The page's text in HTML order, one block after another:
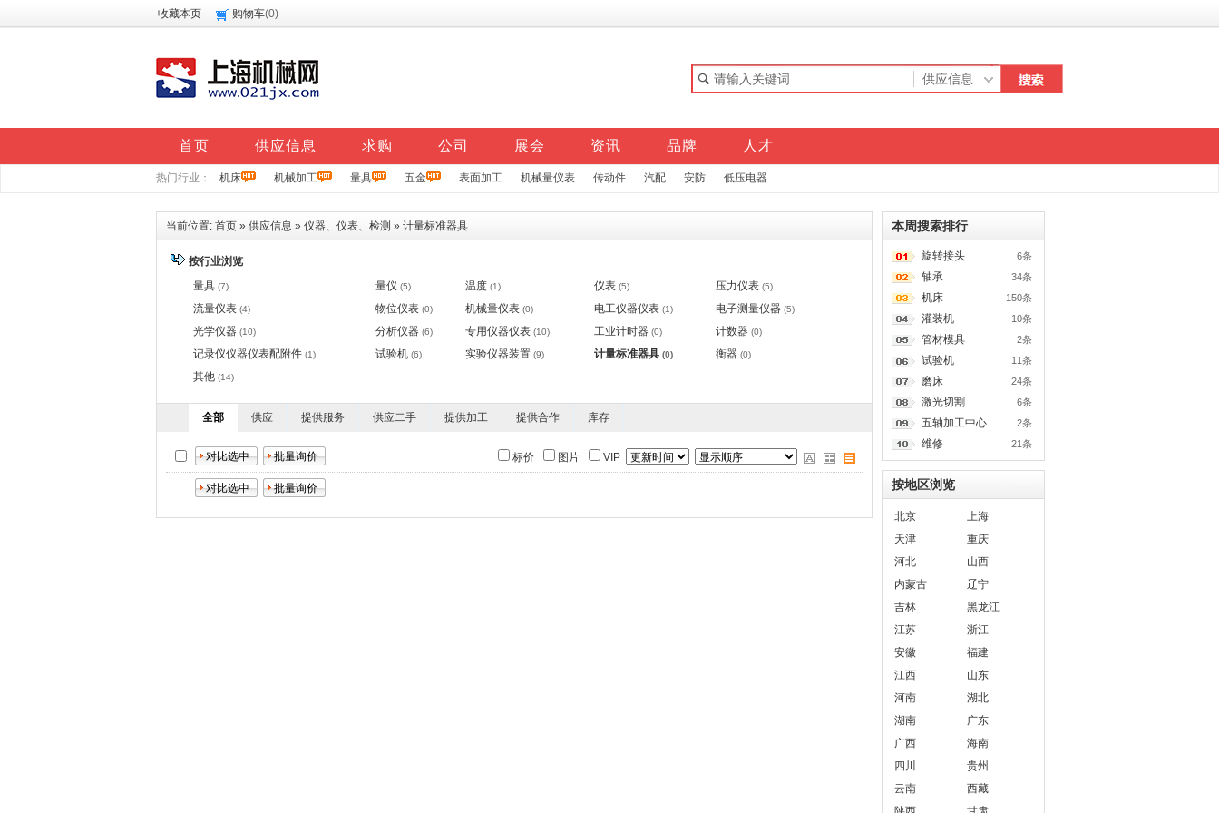
收藏本页 购物车(0)
首页 供应信息 求购 公司 展会 资讯 品牌 人才
热门行业： 机床 机械加工 量具 五金 表面加工 机械量仪表 传动件 汽配 安防 低压电器
当前位置: 首页 » 供应信息 » 仪器、仪表、检测 » 计量标准器具
按行业浏览
量具 (7) 量仪 (5) 温度 (1) 仪表 (5) 压力仪表 (5)
流量仪表 (4) 物位仪表 (0) 机械量仪表 (0) 电工仪器仪表 (1) 电子测量仪器 (5)
光学仪器 (10) 分析仪器 (6) 专用仪器仪表 (10) 工业计时器 (0) 计数器 (0)
记录仪仪器仪表配附件 (1) 试验机 (6) 实验仪器装置 (9) 计量标准器具 (0) 衡器 (0)
其他 (14)
全部 供应 提供服务 供应二手 提供加工 提供合作 库存
标价 图片 VIP
本周搜索排行
6条
旋转接头
34条
轴承
150条
机床
10条
灌装机
2条
管材模具
11条
试验机
24条
磨床
6条
激光切割
2条
五轴加工中心
21条
维修
按地区浏览
北京
上海
天津
重庆
河北
山西
内蒙古
辽宁
吉林
黑龙江
江苏
浙江
安徽
福建
江西
山东
河南
湖北
湖南
广东
广西
海南
四川
贵州
云南
西藏